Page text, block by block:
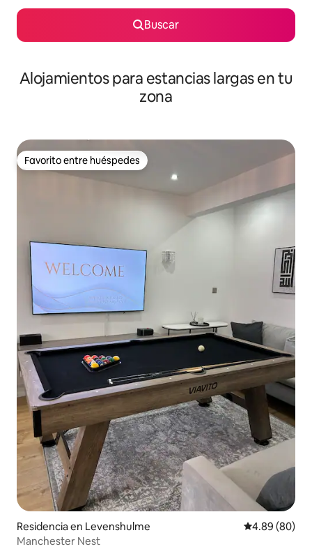
Buscar
Alojamientos para estancias largas en tu
zona
Favorito entre huéspedes
Favorito entre huéspedes
Residencia en Levenshulme Calificación
4.89 (80)
Manchester Nest